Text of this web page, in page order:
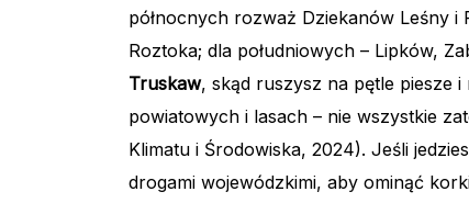
północnych rozważ Dziekanów Leśny i
Roztoka; dla południowych – Lipków,
Truskaw, skąd ruszysz na pętle piesze
powiatowych i lasach – nie wszystkie
Klimatu i Środowiska, 2024). Jeśli
drogami wojewódzkimi, aby ominąć